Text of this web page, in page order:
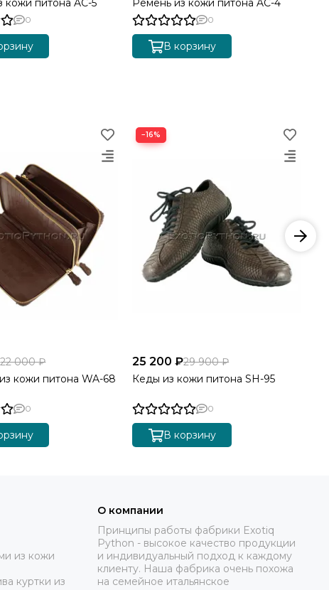
кожи питона AC-5
0
Ремень из кожи питона AC-4
0
В корзину
22 000 ₽
кожи питона WA-68
0
−16%
25 200 ₽29 900 ₽
Кеды из кожи питона SH-95
0
В корзину
из кожи
куртки из
О компании
Принципы работы фабрики Exotiq
Python - высокое качество продукции
и индивидуальный подход к каждому
клиенту. Наша фабрика очень похожа
на семейное итальянское